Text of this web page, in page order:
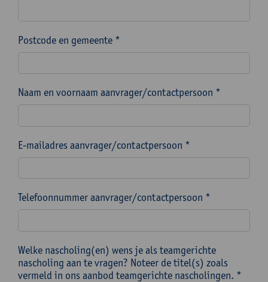
Postcode en gemeente *
Naam en voornaam aanvrager/contactpersoon *
E-mailadres aanvrager/contactpersoon *
Telefoonnummer aanvrager/contactpersoon *
Welke nascholing(en) wens je als teamgerichte
nascholing aan te vragen? Noteer de titel(s) zoals
vermeld in ons aanbod teamgerichte nascholingen. *